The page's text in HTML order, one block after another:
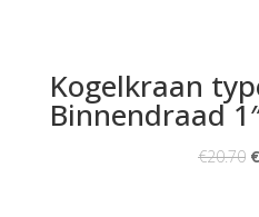
Kogelkraan
Binnendraad
€20.70 €